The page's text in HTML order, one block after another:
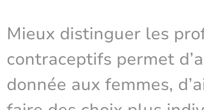
Mieux distinguer les
contraceptifs permet
donnée aux femmes,